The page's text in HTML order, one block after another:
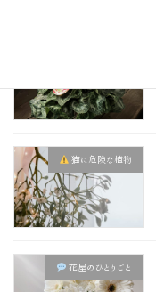
猫に危険な植物
花屋のひとりごと